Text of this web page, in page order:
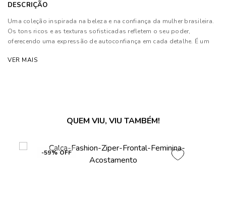
DESCRIÇÃO
Uma coleção inspirada na beleza e na confiança da mulher brasileira.
Os tons ricos e as texturas sofisticadas refletem o seu poder,
oferecendo uma expressão de autoconfiança em cada detalhe. É um
VER MAIS
QUEM VIU, VIU TAMBÉM!
-59% OFF